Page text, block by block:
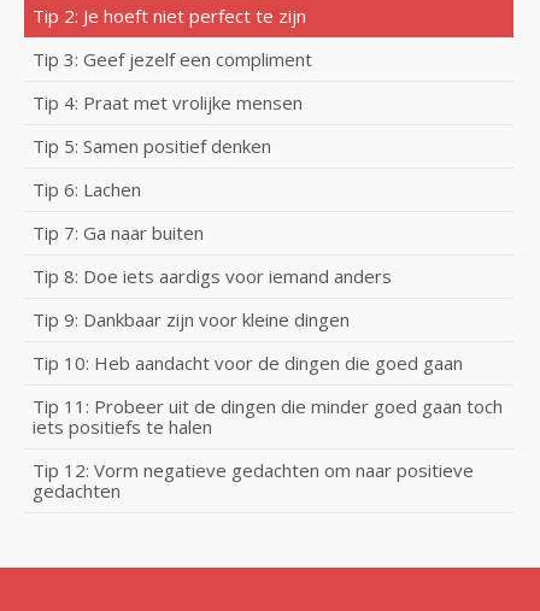
Tip 2: Je hoeft niet perfect te zijn
Tip 3: Geef jezelf een compliment
Tip 4: Praat met vrolijke mensen
Tip 5: Samen positief denken
Tip 6: Lachen
Tip 7: Ga naar buiten
Tip 8: Doe iets aardigs voor iemand anders
Tip 9: Dankbaar zijn voor kleine dingen
Tip 10: Heb aandacht voor de dingen die goed gaan
Tip 11: Probeer uit de dingen die minder goed gaan toch
iets positiefs te halen
Tip 12: Vorm negatieve gedachten om naar positieve
gedachten